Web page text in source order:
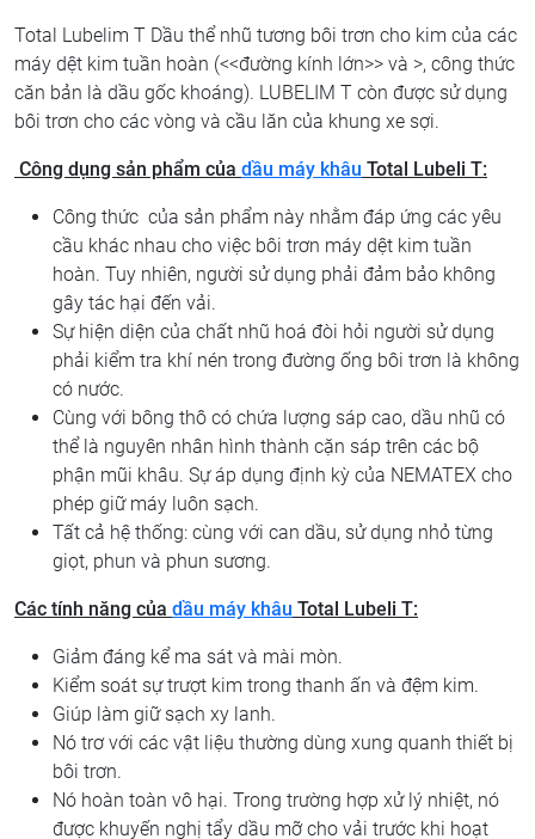
Total Lubelim T Dầu thể nhũ tương bôi trơn cho kim của các
máy dệt kim tuần hoàn (<<đường kính lớn>> và >, công thức
căn bản là dầu gốc khoáng). LUBELIM T còn được sử dụng
bôi trơn cho các vòng và cầu lăn của khung xe sợi.
Công dụng sản phẩm của dầu máy khâu Total Lubeli T:
Công thức của sản phẩm này nhằm đáp ứng các yêu
cầu khác nhau cho việc bôi trơn máy dệt kim tuần
hoàn. Tuy nhiên, người sử dụng phải đảm bảo không
gây tác hại đến vải.
Sự hiện diện của chất nhũ hoá đòi hỏi người sử dụng
phải kiểm tra khí nén trong đường ống bôi trơn là không
có nước.
Cùng với bông thô có chứa lượng sáp cao, dầu nhũ có
thể là nguyên nhân hình thành cặn sáp trên các bộ
phận mũi khâu. Sự áp dụng định kỳ của NEMATEX cho
phép giữ máy luôn sạch.
Tất cả hệ thống: cùng với can dầu, sử dụng nhỏ từng
giọt, phun và phun sương.
Các tính năng của dầu máy khâu Total Lubeli T:
Giảm đáng kể ma sát và mài mòn.
Kiểm soát sự trượt kim trong thanh ấn và đệm kim.
Giúp làm giữ sạch xy lanh.
Nó trơ với các vật liệu thường dùng xung quanh thiết bị
bôi trơn.
Nó hoàn toàn vô hại. Trong trường hợp xử lý nhiệt, nó
được khuyến nghị tẩy dầu mỡ cho vải trước khi hoạt